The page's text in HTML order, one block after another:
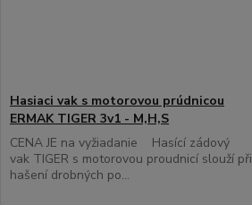
Hasiaci vak s motorovou prúdnicou
ERMAK TIGER 3v1 - M,H,S
CENA JE na vyžiadanie Hasící zádový
vak TIGER s motorovou proudnicí slouží při
hašení drobných po...